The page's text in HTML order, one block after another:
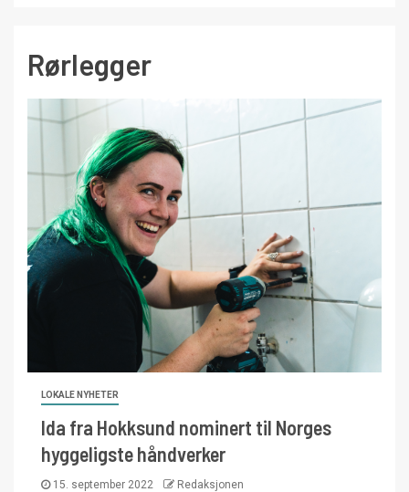
Rørlegger
LOKALE NYHETER
Ida fra Hokksund nominert til Norges
hyggeligste håndverker
15. september 2022 Redaksjonen